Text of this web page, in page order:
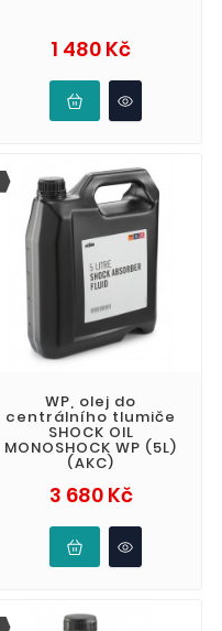
1 480 KčCena
WP, olej do
centrálního tlumiče
SHOCK OIL
MONOSHOCK WP (5L)
(AKC)
3 680 KčCena